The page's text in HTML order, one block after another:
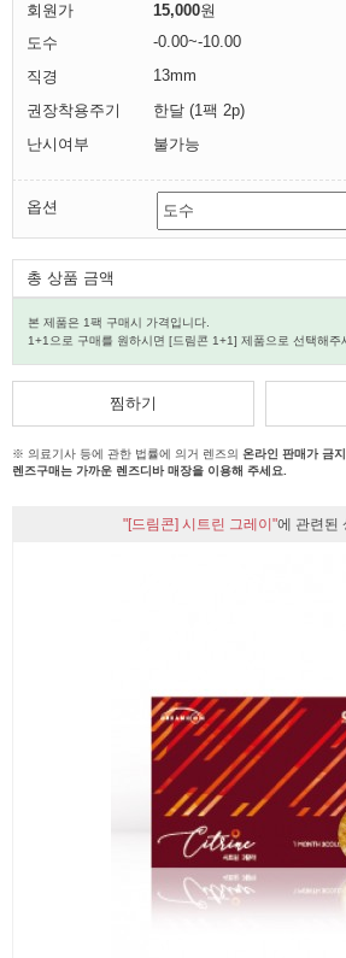
회원가
15,000원
도수
-0.00~-10.00
직경
13mm
권장착용주기
한달 (1팩 2p)
난시여부
불가능
옵션
총 상품 금액
본 제품은 1팩 구매시 가격입니다.
1+1으로 구매를 원하시면 [드림콘 1+1] 제품으로 선택해주
찜하기
※ 의료기사 등에 관한 법률에 의거 렌즈의 온라인 판매가 금지
렌즈구매는 가까운 렌즈디바 매장을 이용해 주세요.
"[드림콘] 시트린 그레이"에 관련된